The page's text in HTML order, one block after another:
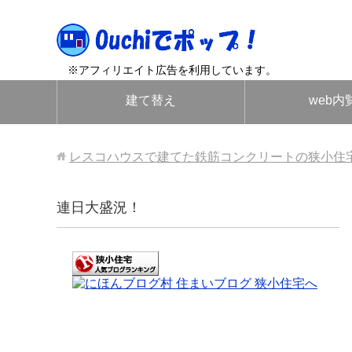
※アフィリエイト広告を利用しています。
建て替え web内
レスコハウスで建てた鉄筋コンクリートの狭小住
連日大盛況！